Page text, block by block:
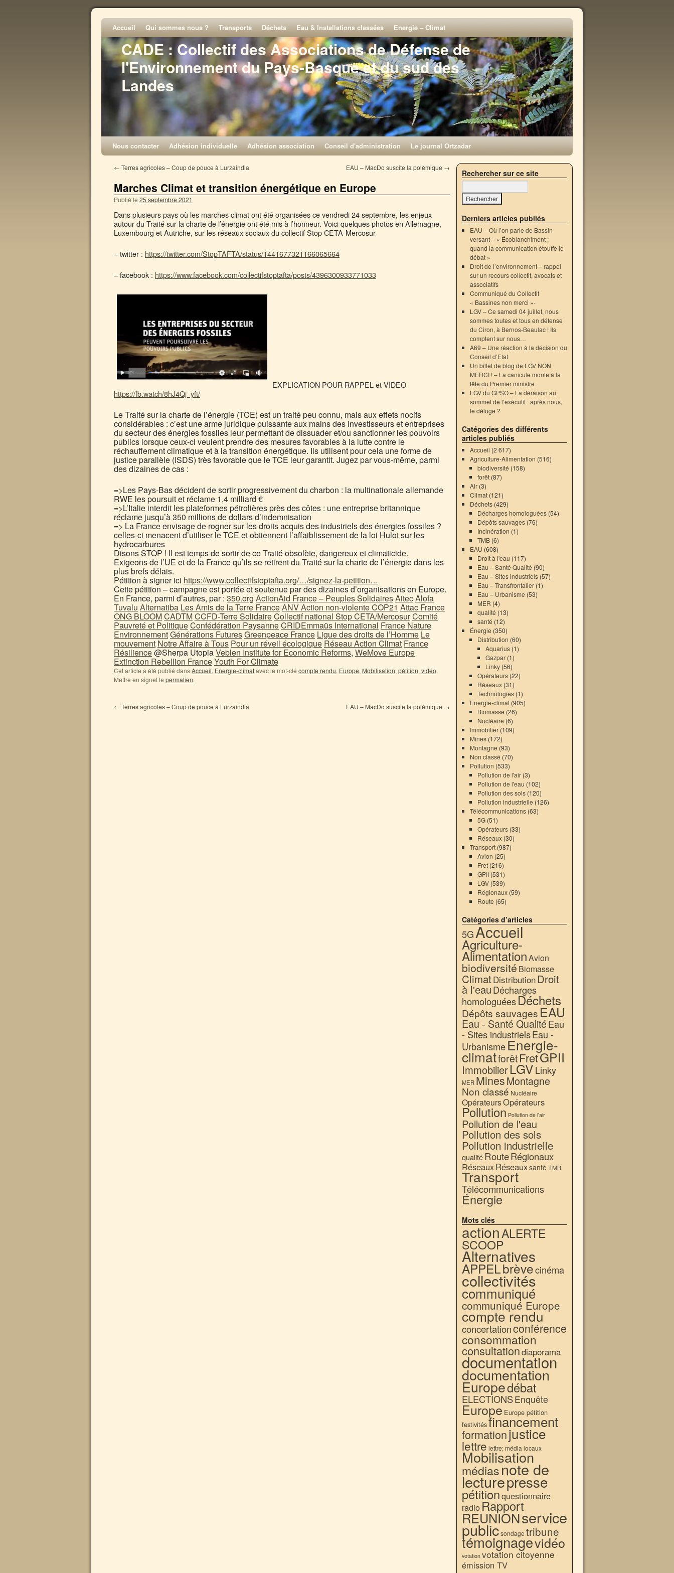
CADE : Collectif des Associations de Défense de
l'Environnement du Pays-Basque et du sud des
Landes
Accueil Qui sommes nous ? Transports Déchets Eau & Installations classées Energie – Climat
Nous contacter Adhésion individuelle Adhésion association Conseil d'administration Le journal Ortzadar
← Terres agricoles – Coup de pouce à Lurzaindia EAU – MacDo suscite la polémique →
Marches Climat et transition énergétique en Europe
Publié le 25 septembre 2021
Dans plusieurs pays où les marches climat ont été organisées ce vendredi 24 septembre, les enjeux
autour du Traité sur la charte de l’énergie ont été mis à l’honneur. Voici quelques photos en Allemagne,
Luxembourg et Autriche, sur les réseaux sociaux du collectif Stop CETA-Mercosur
– twitter : https://twitter.com/StopTAFTA/status/1441677321166065664
– facebook : https://www.facebook.com/collectifstoptafta/posts/4396300933771033
EXPLICATION POUR RAPPEL et VIDEO
https://fb.watch/8hJ4Qj_yft/
Le Traité sur la charte de l’énergie (TCE) est un traité peu connu, mais aux effets nocifs
considérables : c’est une arme juridique puissante aux mains des investisseurs et entreprises
du secteur des énergies fossiles leur permettant de dissuader et/ou sanctionner les pouvoirs
publics lorsque ceux-ci veulent prendre des mesures favorables à la lutte contre le
réchauffement climatique et à la transition énergétique. Ils utilisent pour cela une forme de
justice parallèle (ISDS) très favorable que le TCE leur garantit. Jugez par vous-même, parmi
des dizaines de cas :
=>Les Pays-Bas décident de sortir progressivement du charbon : la multinationale allemande
RWE les poursuit et réclame 1,4 milliard €
=>L’Italie interdit les plateformes pétrolières près des côtes : une entreprise britannique
réclame jusqu’à 350 millions de dollars d’indemnisation
=> La France envisage de rogner sur les droits acquis des industriels des énergies fossiles ?
celles-ci menacent d’utiliser le TCE et obtiennent l’affaiblissement de la loi Hulot sur les
hydrocarbures
Disons STOP ! Il est temps de sortir de ce Traité obsolète, dangereux et climaticide.
Exigeons de l’UE et de la France qu’ils se retirent du Traité sur la charte de l’énergie dans les
plus brefs délais.
Pétition à signer ici https://www.collectifstoptafta.org/…/signez-la-petition…
Cette pétition – campagne est portée et soutenue par des dizaines d’organisations en Europe.
En France, parmi d’autres, par : 350.org ActionAid France – Peuples SolidairesAitecAlofa
Tuvalu Alternatiba Les Amis de la Terre FranceANV Action non-violente COP21 Attac France
ONG BLOOMCADTMCCFD-Terre SolidaireCollectif national Stop CETA/MercosurComité
Pauvreté et PolitiqueConfédération PaysanneCRIDEmmaüs International France Nature
EnvironnementGénérations FuturesGreenpeace France Ligue des droits de l’Homme Le
mouvement Notre Affaire à Tous Pour un réveil écologique Réseau Action Climat France
Résilience@Sherpa UtopiaVeblen Institute for Economic Reforms, WeMove Europe
Extinction Rebellion FranceYouth For Climate
Cet article a été publié dansAccueil, Energie-climatavec le mot-clé compte rendu, Europe, Mobilisation, pétition, vidéo.
Mettre en signet le permalien.
← Terres agricoles – Coup de pouce à Lurzaindia EAU – MacDo suscite la polémique →
Rechercher sur ce site
Derniers articles publiés
EAU – Où l’on parle de Bassin
versant – « Écoblanchiment :
quand la communication étouffe le
débat »
Droit de l’environnement – rappel
sur un recours collectif, avocats et
associatifs
Communiqué du Collectif
« Bassines non merci »-
LGV – Ce samedi 04 juillet, nous
sommes toutes et tous en défense
du Ciron, à Bernos-Beaulac ! Ils
comptent sur nous…
A69 – Une réaction à la décision du
Conseil d’Etat
Un billet de blog de LGV NON
MERCI ! – La canicule monte à la
tête du Premier ministre
LGV du GPSO – La déraison au
sommet de l’exécutif : après nous,
le déluge ?
Catégories des différents
articles publiés
Accueil (2 617)
Agriculture-Alimentation (516)
biodiversité (158)
forêt (87)
Air(3)
Climat(121)
Déchets(429)
Décharges homologuées (54)
Dépôts sauvages (76)
Incinération (1)
TMB (6)
EAU (608)
Droit à l'eau (117)
Eau – Santé Qualité (90)
Eau – Sites industriels (57)
Eau – Transfrontalier (1)
Eau – Urbanisme (53)
MER (4)
qualité (13)
santé (12)
Énergie (350)
Distribution (60)
Aquarius(1)
Gazpar(1)
Linky(56)
Opérateurs (22)
Réseaux (31)
Technologies (1)
Energie-climat(905)
Biomasse (26)
Nucléaire (6)
Immobilier(109)
Mines(172)
Montagne (93)
Non classé (70)
Pollution (533)
Pollution de l'air (3)
Pollution de l'eau (102)
Pollution des sols (120)
Pollution industrielle (126)
Télécommunications(63)
5G (51)
Opérateurs (33)
Réseaux (30)
Transport(987)
Avion (25)
Fret (216)
GPII (531)
LGV (539)
Régionaux (59)
Route (65)
Catégories d’articles
5GAccueil
Agriculture-
AlimentationAvion
biodiversité Biomasse
ClimatDistributionDroit
à l'eauDécharges
homologuéesDéchets
Dépôts sauvages EAU
Eau - Santé QualitéEau
- Sites industrielsEau -
UrbanismeEnergie-
climatforêtFretGPII
ImmobilierLGVLinky
MER MinesMontagne
Non classé Nucléaire
OpérateursOpérateurs
Pollution Pollution de l'air
Pollution de l'eau
Pollution des sols
Pollution industrielle
qualité RouteRégionaux
RéseauxRéseauxsantéTMB
Transport
Télécommunications
Énergie
Mots clés
actionALERTE
SCOOP
Alternatives
APPELbrèvecinéma
collectivités
communiqué
communiqué Europe
compte rendu
concertationconférence
consommation
consultationdiaporama
documentation
documentation
Europedébat
ELECTIONSEnquête
Europe Europe pétition
festivitésfinancement
formationjustice
lettre lettre; média locaux
Mobilisation
médiasnote de
lecturepresse
pétitionquestionnaire
radio Rapport
REUNIONservice
publicsondage tribune
témoignagevidéo
votation votation citoyenne
émission TV